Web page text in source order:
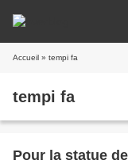
Accueil » tempi fa
tempi fa
Pour la statue